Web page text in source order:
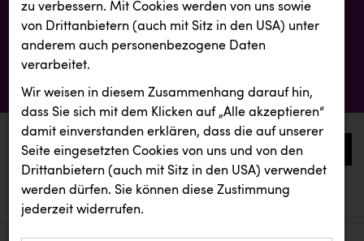
0
aktuelle aussendungen
aktuelle aussendungen
zu verbessern. Mit Cookies werden von uns sowie
von Drittanbietern (auch mit Sitz in den USA) unter
anderem auch personenbezogene Daten
verarbeitet.
Wir weisen in diesem Zusammenhang darauf hin,
dass Sie sich mit dem Klicken auf „Alle akzeptieren“
damit ein­ver­standen erklären, dass die auf unserer
Seite eingesetzten Cookies von uns und von den
Drittanbietern (auch mit Sitz in den USA) verwendet
werden dürfen. Sie können diese Zustimmung
jederzeit widerrufen.